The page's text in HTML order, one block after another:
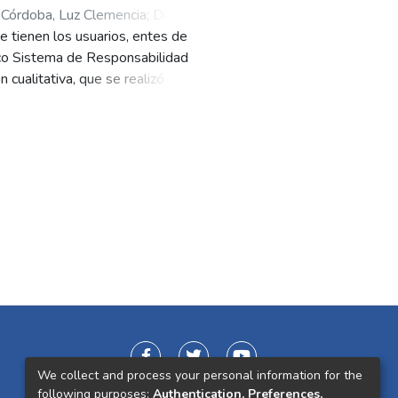
Luz Clemencia;
tienen los usuarios, entes de
Sistema de Responsabilidad
que se realizó desde
catorce actores involucrados
capacitaciones y revisión
con el cargo.
operadores
We collect and process your personal information for the
following purposes: Authentication, Preferences,